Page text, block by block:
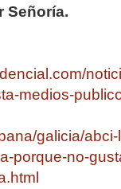
Señoría.
medios-
galicia/
porque-no-